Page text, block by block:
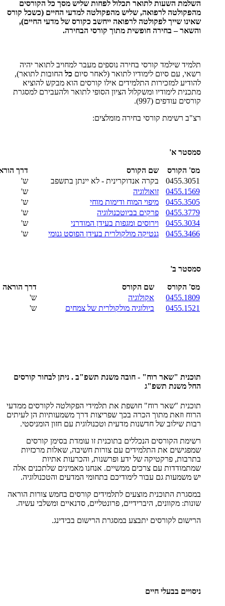
השלמת השעות לתואר תכלול לפחות שליש מסך כל הקורסים
מהפקולטה לרפואה, שליש מהפקולטה למדעי החיים (כשכל קורס
שאינו שייך לפקולטה לרפואה ייחשב כקורס של מדעי החיים),
והשאר – בחירה חופשית מתוך קורסי הבחירה.
תלמיד שילמד קורסי בחירה נוספים מעבר למחויב לתואר יהיה
רשאי, עם סיום לימודיו לתואר (לאחר סיום כל החובות לתואר),
להודיע למזכירות התלמידים אילו קורסים הוא מבקש להוציא
מתכנית לימודיו ומשקלול הציון הסופי לתואר ולהעבירם למסגרת
קורסים עודפים (997).
רצ"ב רשימת קורסי בחירה מומלצים:
סמסטר א'
מס' הקורס שם הקורס
דרך
0455.3051
בקרה אנדוקרינית - לא יינתן בתשפב
ש'
0455.1569
זואולוגיה
ש'
0455.3505
מיפוי המוח ודימות מוחי
ש'
0455.3779
פרקים בביוטכנולוגיה
ש'
0455.3034
וירוסים ומגפות בעידן המודרני
ש'
0455.3466
גנטיקה מולקולרית בעידן הפוסט גנומי ש'
סמסטר ב'
מס' הקורס שם הקורס
דרך הוראה
0455.1809
אקולוגיה
ש'
0455.1521
ביולוגיה מולקולרית של צמחים ש'
תוכנית "שאר רוח" - חובה משנת תשפ"ב . ניתן לבחור קורסים
החל משנת תשפ"ג
תוכנית "שאר רוח" חושפת את תלמידי הפקולטה לקורסים ממדעי
הרוח וזאת מתוך הכרה בכך שפריצות דרך משמעותיות הן לעיתים
רבות שילוב של חדשנות מדעית וטכנולוגית עם חזון הומניסטי.
רשימת הקורסים הנכללים בתוכנית זו עומדת בסימן קורסים
שמפגישים את התלמידים עם צורות חשיבה, שאלות מרכזיות
בתרבות, פרקטיקה של ידע ופרשנות, והכרעות אתיות
שמתמודדות עם צרכים ממשיים. אנחנו מאמינים שלתכנים אלה
יש משמעות גם עבור לימודיכם בתחומי המדעים והטכנולוגיה.
במסגרת התוכנית מוצעים לתלמידים קורסים בחמש צורות הוראה
שונות: מקוונים, היברידיים, פרונטליים, סדנאיים ומשלבי עשיה.
הרישום לקורסים יתבצע במסגרת הרישום בבידינג.
ניסויים בבעלי חיים